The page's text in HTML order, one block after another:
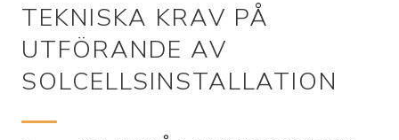
TEKNISKA KRAV PÅ
UTFÖRANDE AV
SOLCELLSINSTALLATION